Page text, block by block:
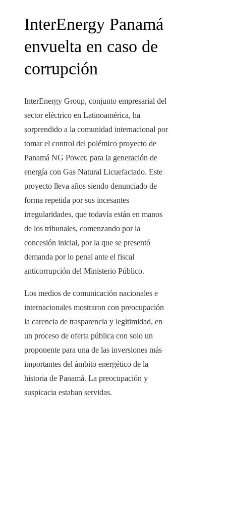
InterEnergy Panamá
envuelta en caso de
corrupción
InterEnergy Group, conjunto empresarial del
sector eléctrico en Latinoamérica, ha
sorprendido a la comunidad internacional por
tomar el control del polémico proyecto de
Panamá NG Power, para la generación de
energía con Gas Natural Licuefactado. Este
proyecto lleva años siendo denunciado de
forma repetida por sus incesantes
irregularidades, que todavía están en manos
de los tribunales, comenzando por la
concesión inicial, por la que se presentó
demanda por lo penal ante el fiscal
anticorrupción del Ministerio Público.
Los medios de comunicación nacionales e
internacionales mostraron con preocupación
la carencia de trasparencia y legitimidad, en
un proceso de oferta pública con solo un
proponente para una de las inversiones más
importantes del ámbito energético de la
historia de Panamá. La preocupación y
suspicacia estaban servidas.